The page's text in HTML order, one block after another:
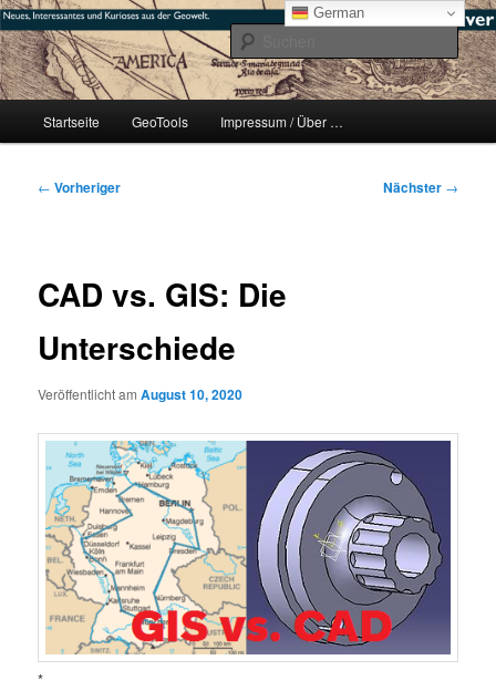
Zum
primären
Inhalt
springen#geoObserver
mikeE's GeoBlog
Startseite GeoTools Impressum / Über …
Beitragsnavigation
← Vorheriger Nächster →
CAD vs. GIS: Die
Unterschiede
Veröffentlicht amAugust 10, 2020
*
German